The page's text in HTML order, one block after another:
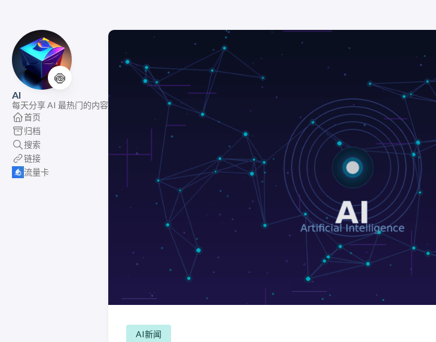
🍥
AI
每天分享 AI 最热门的内容
首页
归档
搜索
链接
流量卡
AI新闻